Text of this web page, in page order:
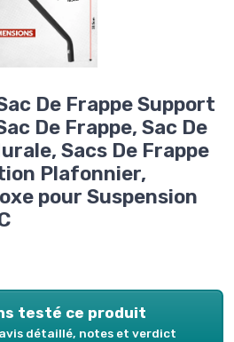
De Frappe Support
De Frappe, Sac De
Sacs De Frappe
Plafonnier,
pour Suspension
testé ce produit
détaillé, notes et verdict